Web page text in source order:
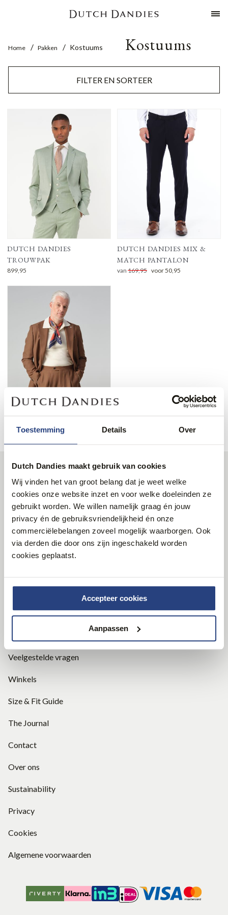
Toestemming Details Over
Dutch Dandies maakt gebruik van cookies
Wij vinden het van groot belang dat je weet welke
cookies onze website inzet en voor welke doeleinden ze
gebruikt worden. We willen namelijk graag én jouw
privacy én de gebruiksvriendelijkheid én onze
commerciëlebelangen zoveel mogelijk waarborgen. Ook
via derden die door ons zijn ingeschakeld worden
cookies geplaatst.
Accepteer cookies
Aanpassen
Home Pakken Kostuums Kostuums
FILTER EN SORTEER
DUTCH DANDIES
TROUWPAK
899,95
DUTCH DANDIES MIX &
MATCH PANTALON
van 169,95 voor50,95
DUTCH DANDIES PAK
169,99
Volg ons
Blijf op de hoogte
Wees als eerste op de hoogte van onze nieuwe collecties
en speciale aanbiedingen.
INSCHRIJVEN
Veelgestelde vragen
Winkels
Size & Fit Guide
The Journal
Contact
Over ons
Sustainability
Privacy
Cookies
Algemene voorwaarden